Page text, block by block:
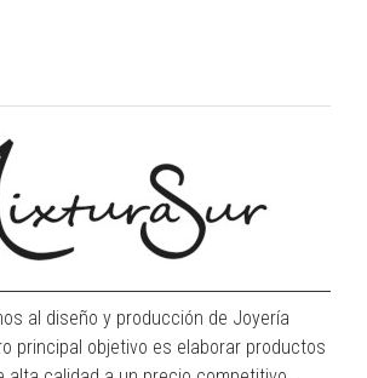
al diseño y producción de Joyería
principal objetivo es elaborar productos